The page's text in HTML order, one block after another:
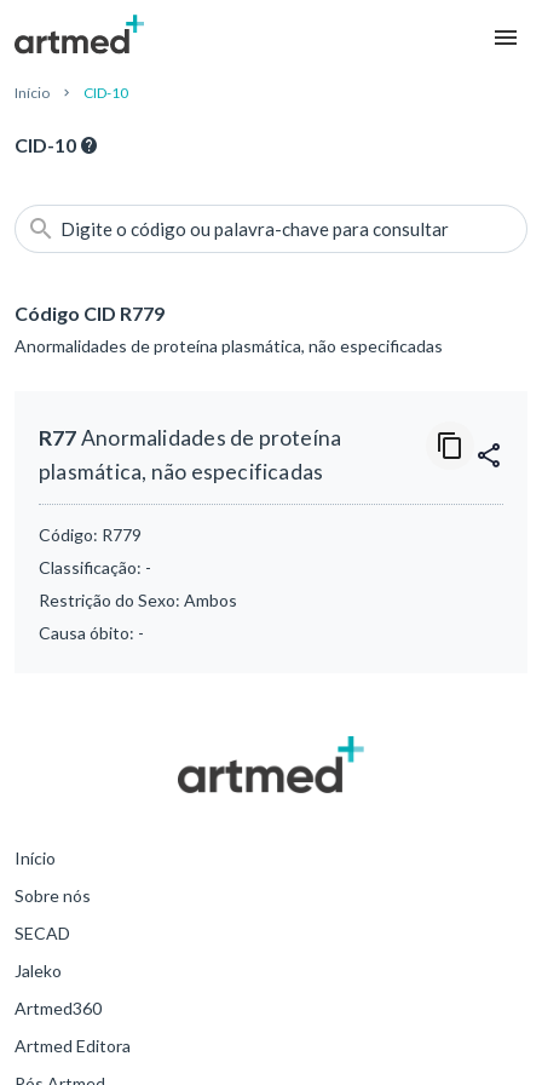
Início CID-10
CID-10
Digite o código ou palavra-chave para consultar
Código CID R779
Anormalidades de proteína plasmática, não especificadas
R77Anormalidades de proteína
plasmática, não especificadas
Código: R779
Classificação: -
Restrição do Sexo: Ambos
Causa óbito: -
Início
Sobre nós
SECAD
Jaleko
Artmed360
Artmed Editora